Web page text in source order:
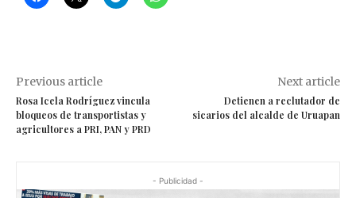
Previous article
Rosa Icela Rodríguez vincula
bloqueos de transportistas y
agricultores a PRI, PAN y PRD
Next article
Detienen a reclutador de
sicarios del alcalde de Uruapan
- Publicidad -